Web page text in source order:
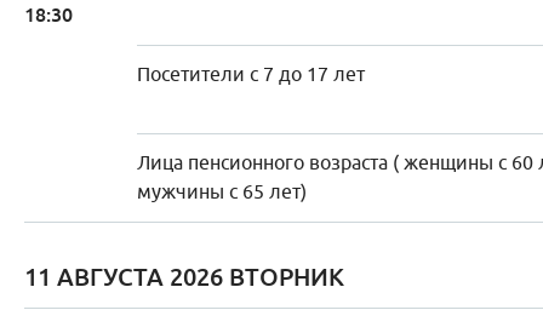
18:30
Посетители с 7 до 17 лет
Лица пенсионного возраста ( женщины с 60
мужчины с 65 лет)
11 АВГУСТА 2026 ВТОРНИК